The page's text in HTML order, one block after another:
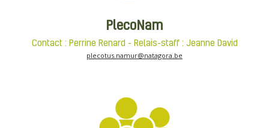
PlecoNam
Contact : Perrine Renard - Relais-staff : Jeanne David
plecotus.namur@natagora.be